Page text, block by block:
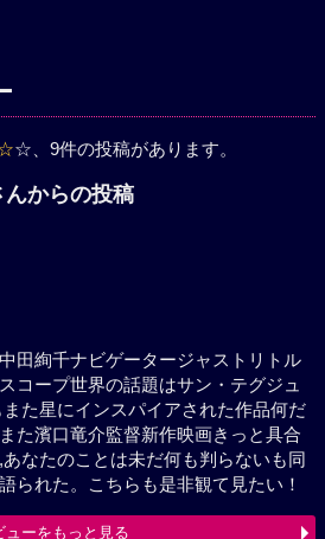
☆、9件の投稿があります。
イブ中田絢千ナビゲータージャス
ルーラルテレスコープ世界の話題
リ著星の王子様,本篇もまた星にイ
品何だなあと想い出しながら。ま
映画きっと具合が悪くなるの中の
は未だ何も判らないも同名作品を
れた。こちらも是非観て見たい！